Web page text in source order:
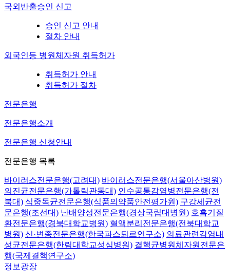
국외반출승인 신고
승인 신고 안내
절차 안내
외국인등 병원체자원 취득허가
취득허가 안내
취득허가 절차
전문은행
전문은행소개
전문은행 신청안내
전문은행 목록
바이러스전문은행(고려대) 바이러스전문은행(서울아산병원)
의진균전문은행(가톨릭관동대) 인수공통감염병전문은행(전
북대) 식중독균전문은행(식품의약품안전평가원) 구강세균전
문은행(조선대) 난배양성전문은행(경상국립대병원) 호흡기질
환전문은행(경북대학교병원) 혈액분리전문은행(전북대학교
병원) 신·변종전문은행(한국파스퇴르연구소) 의료관련감염내
성균전문은행(한림대학교성심병원) 결핵균병원체자원전문은
행(국제결핵연구소)
정보광장